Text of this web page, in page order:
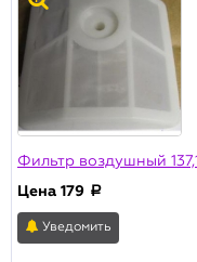
Наличие
Склад Москва
Champion
Актуальность
Фильтр воздушный
Цена 179 a
Уведомить